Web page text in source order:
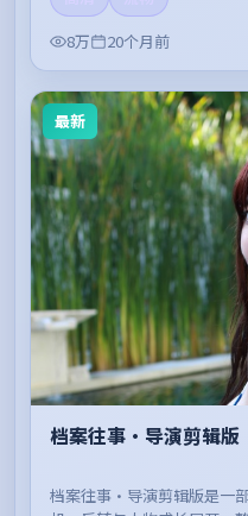
8万
20个月前
最新
档案往事·导演剪辑版
档案往事·导演剪辑版是一